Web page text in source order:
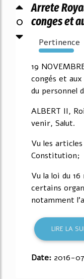
0
Arrete
conges et
Pertinence
1418%
19
congés et
du personnel
ALBERT II,
venir, Salut.
Vu les
Constitution;
Vu la loi du
certains
notamment
LIRE LA
Date: 2016-